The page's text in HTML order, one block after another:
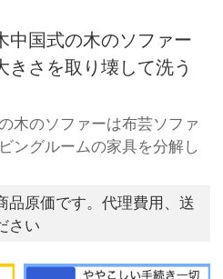
中国式の木のソファー
さを取り壊して洗う
木のソファーは布芸ソファ
ングルームの家具を分解し
品原価です。代理費用、送
さい